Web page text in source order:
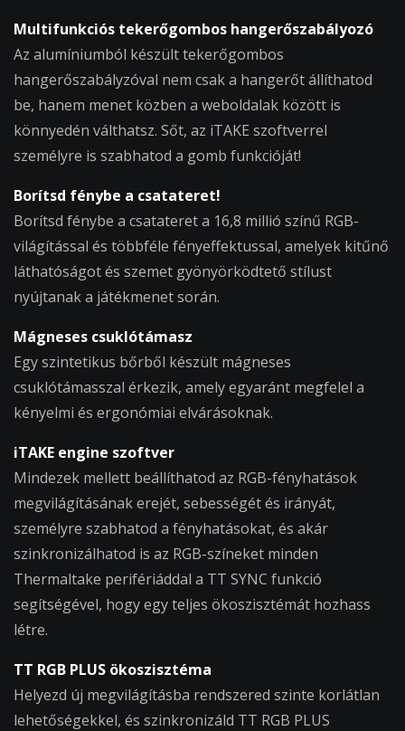
Multifunkciós tekerőgombos hangerőszabályozó
Az alumíniumból készült tekerőgombos
hangerőszabályzóval nem csak a hangerőt állíthatod
be, hanem menet közben a weboldalak között is
könnyedén válthatsz. Sőt, az iTAKE szoftverrel
személyre is szabhatod a gomb funkcióját!
Borítsd fénybe a csatateret!
Borítsd fénybe a csatateret a 16,8 millió színű RGB-
világítással és többféle fényeffektussal, amelyek kitűnő
láthatóságot és szemet gyönyörködtető stílust
nyújtanak a játékmenet során.
Mágneses csuklótámasz
Egy szintetikus bőrből készült mágneses
csuklótámasszal érkezik, amely egyaránt megfelel a
kényelmi és ergonómiai elvárásoknak.
iTAKE engine szoftver
Mindezek mellett beállíthatod az RGB-fényhatások
megvilágításának erejét, sebességét és irányát,
személyre szabhatod a fényhatásokat, és akár
szinkronizálhatod is az RGB-színeket minden
Thermaltake perifériáddal a TT SYNC funkció
segítségével, hogy egy teljes ökoszisztémát hozhass
létre.
TT RGB PLUS ökoszisztéma
Helyezd új megvilágításba rendszered szinte korlátlan
lehetőségekkel, és szinkronizáld TT RGB PLUS